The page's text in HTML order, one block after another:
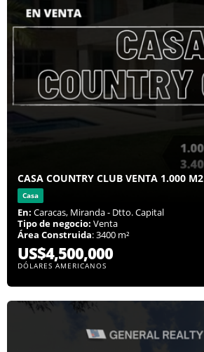
CASA COUNTRY CLUB VENTA 1.000 M2
Casa
En: Caracas, Miranda - Dtto. Capital
Tipo de negocio: Venta
Área Construida: 3400 m²
US$4,500,000
DÓLARES AMERICANOS